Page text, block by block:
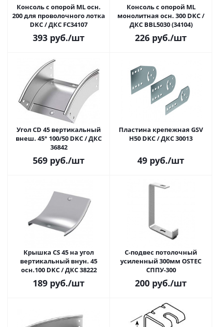
Консоль с опорой ML осн.
200 для проволочного лотка
DKC / ДКС FC34107
393 руб./шт
Консоль с опорой ML
монолитная осн. 300 DKC /
ДКС BBL5030 (34104)
226 руб./шт
Угол CD 45 вертикальный
внеш. 45° 100/50 DKC / ДКС
36842
569 руб./шт
Пластина крепежная GSV
H50 DKC / ДКС 30013
49 руб./шт
Крышка CS 45 на угол
вертикальный внун. 45
осн.100 DKC / ДКС 38222
189 руб./шт
С-подвес потолочный
усиленный 300мм OSTEC
СППУ-300
200 руб./шт